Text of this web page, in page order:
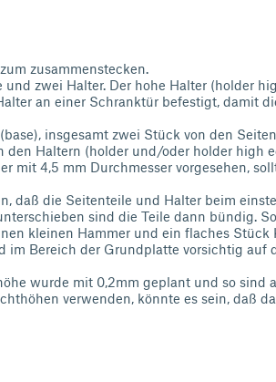
zusammenstecken.
zwei Halter. Der hohe Halter (holder
an einer Schranktür befestigt, damit
insgesamt zwei Stück von den
den Haltern (holder und/oder holder high
mit 4,5 mm Durchmesser vorgesehen,
daß die Seitenteile und Halter beim
sind die Teile dann bündig.
kleinen Hammer und ein flaches
im Bereich der Grundplatte vorsichtig auf
wurde mit 0,2mm geplant und so sind
verwenden, könnte es sein, daß